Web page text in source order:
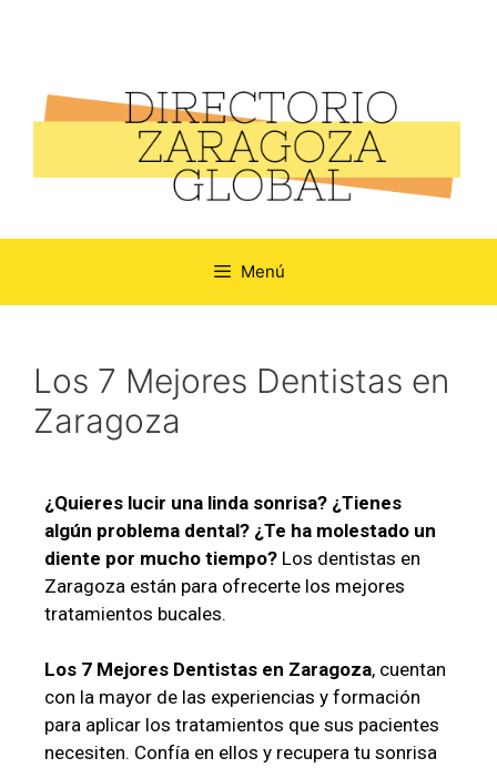
Menú
Los 7 Mejores Dentistas en
Zaragoza
¿Quieres lucir una linda sonrisa? ¿Tienes
algún problema dental? ¿Te ha molestado un
diente por mucho tiempo? Los dentistas en
Zaragoza están para ofrecerte los mejores
tratamientos bucales.
Los 7 Mejores Dentistas en Zaragoza, cuentan
con la mayor de las experiencias y formación
para aplicar los tratamientos que sus pacientes
necesiten. Confía en ellos y recupera tu sonrisa